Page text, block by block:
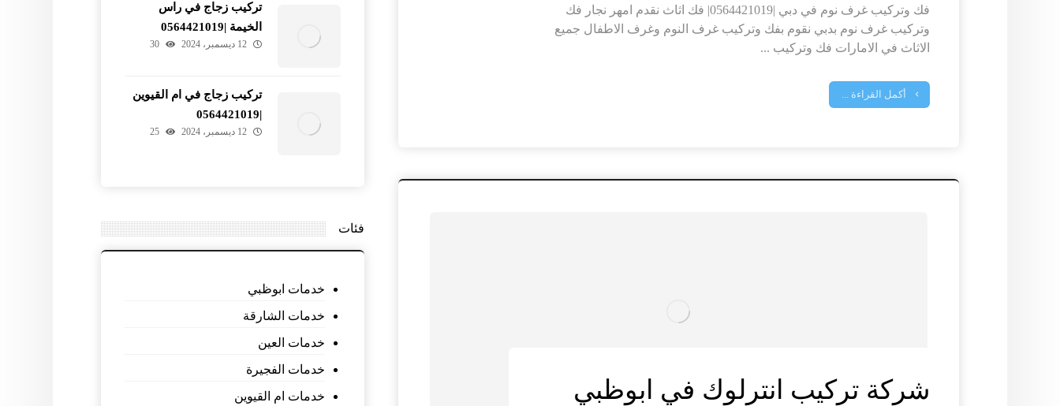
فك وتركيب غرف نوم في دبي |0564421019| فك اثاث نقدم امهر نجار فك
وتركيب غرف نوم بدبي نقوم بفك وتركيب غرف النوم وغرف الاطفال جميع
الاثاث في الامارات فك وتركيب ...
أكمل القراءة ...
شركة تركيب انترلوك في ابوظبي
تركيب زجاج في راس
الخيمة |0564421019
12 ديسمبر، 2024 30
تركيب زجاج في ام القيوين
|0564421019
12 ديسمبر، 2024 25
فئات
خدمات ابوظبي
خدمات الشارقة
خدمات العين
خدمات الفجيرة
خدمات ام القيوين